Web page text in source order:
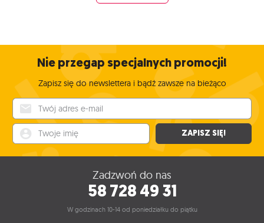
Nie przegap specjalnych promocji!
Zapisz się do newslettera i bądź zawsze na bieżąco
ZAPISZ SIĘ!
Zadzwoń do nas
58 728 49 31
W godzinach 10-14 od poniedziałku do piątku